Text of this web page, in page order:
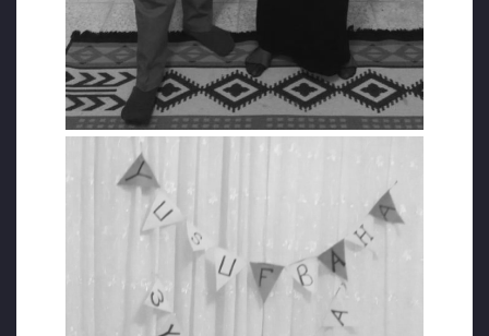
Hasan Aksoy, 21 Mayıs 2019’da yaptığı 3
sayfalık bu savunmasından sonra 29
Temmuz 2019’da el yazısıyla 29 sayfadan
oluşan ikinci bir savunma daha hazırladı ve 1
Ağustos 2019’da görülen karar
duruşmasında kendini tekrar savundu.
Tutuklu olmasının TC Anayasası’na aykırı
olduğunu maddeler halinde açıklayan Aksoy
savunmasının sonunda, evladını ve eşini
kaybetmiş bir insan olarak verilecek hiçbir
cezanın, acısının yakınından dahi
geçemeyeceğini haykırdı: